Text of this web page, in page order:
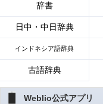
辞書
日中・中日辞典
インドネシア語辞典
古語辞典
Weblio公式アプリ